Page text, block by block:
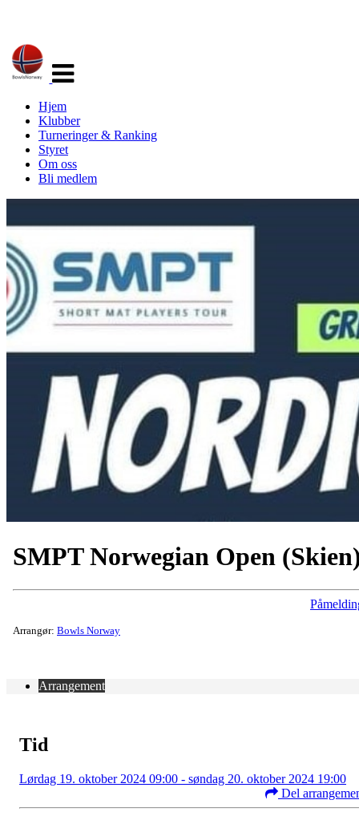
navigasjon
Hjem
Klubber
Turneringer & Ranking
Styret
Om oss
Bli medlem
SMPT Norwegian Open
Arrangør: Bowls Norway
Arrangement
Tid
Lørdag 19. oktober 2024 09:00 - søndag 20. oktober 2024 19:00
Del